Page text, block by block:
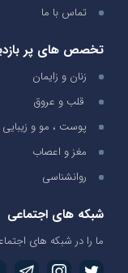
تماس با ما
تخصص های پر
زنان و زایمان
قلب و عروق
پوست ، مو و زیبایی
مغز و اعصاب
روانشناسی
شبکه های اجتماعی
ما را در شبکه های